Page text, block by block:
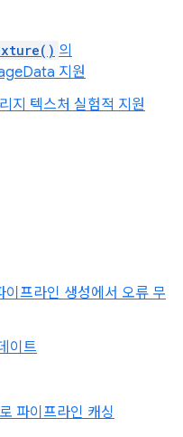
의
지원
지 텍스처 실험적 지원
프라인 생성에서 오류 무
이트
파이프라인 캐싱